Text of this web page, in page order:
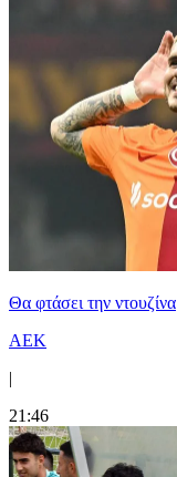
Θα φτάσει την ντουζίνα
ΑΕΚ
|
21:46